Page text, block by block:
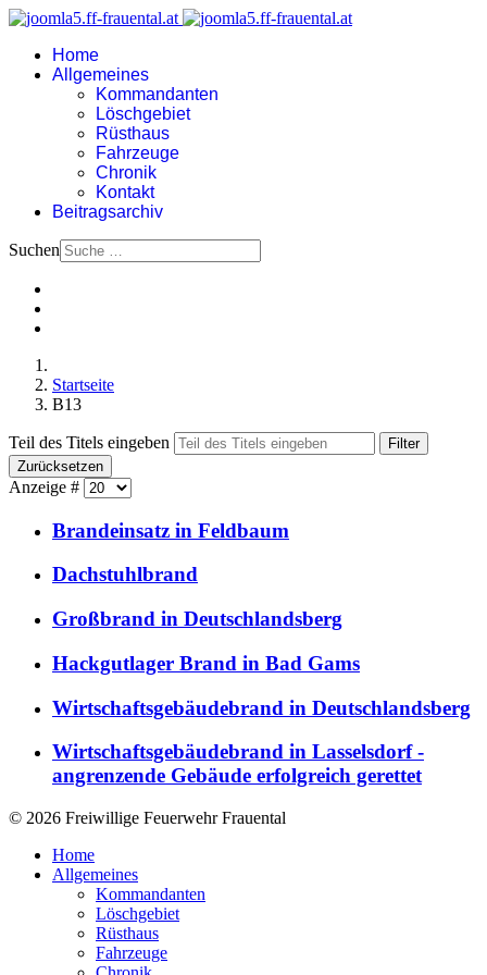
Home
Allgemeines
Kommandanten
Löschgebiet
Rüsthaus
Fahrzeuge
Chronik
Kontakt
Beitragsarchiv
Suchen
Startseite
B13
Teil des Titels eingeben
Filter
Zurücksetzen
Anzeige #
Brandeinsatz in Feldbaum
Dachstuhlbrand
Großbrand in Deutschlandsberg
Hackgutlager Brand in Bad Gams
Wirtschaftsgebäudebrand in Deutschlandsberg
Wirtschaftsgebäudebrand in Lasselsdorf -
angrenzende Gebäude erfolgreich gerettet
© 2026 Freiwillige Feuerwehr Frauental
Home
Allgemeines
Kommandanten
Löschgebiet
Rüsthaus
Fahrzeuge